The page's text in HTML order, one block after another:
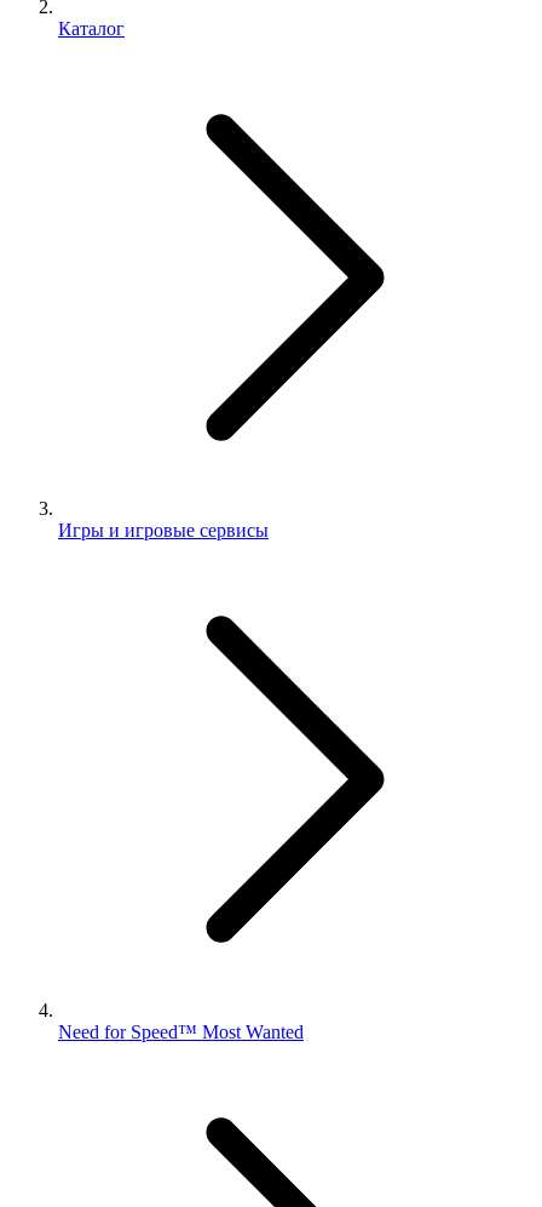
Каталог
Игры и игровые сервисы
Need for Speed™ Most Wanted